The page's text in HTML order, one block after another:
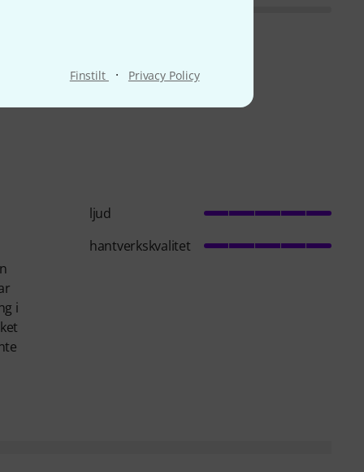
Finstilt · Privacy Policy
i
ljud
hantverkskvalitet